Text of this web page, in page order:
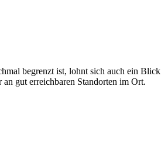
begrenzt ist, lohnt sich auch ein
gut erreichbaren Standorten im Ort.